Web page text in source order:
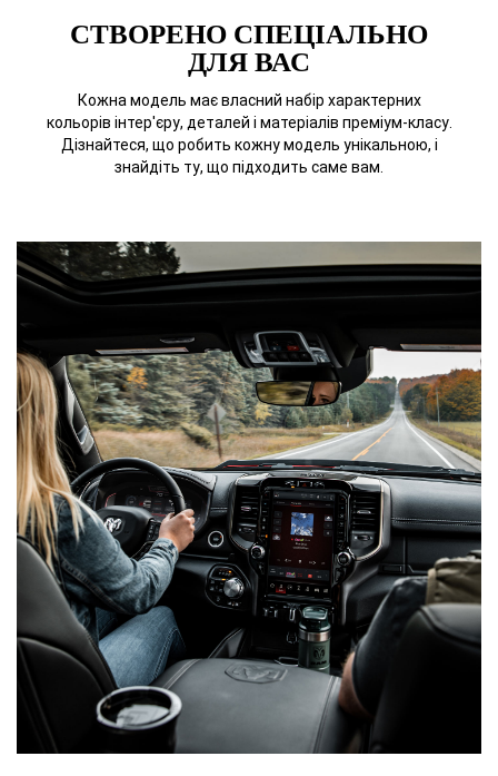
СТВОРЕНО СПЕЦІАЛЬНО
ДЛЯ ВАС
Кожна модель має власний набір характерних
кольорів інтер'єру, деталей і матеріалів преміум-класу.
Дізнайтеся, що робить кожну модель унікальною, і
знайдіть ту, що підходить саме вам.